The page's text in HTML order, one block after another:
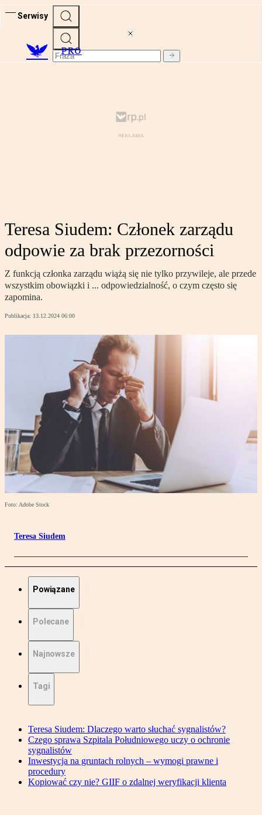
Serwisy
PRO
Teresa Siudem: Członek zarządu
odpowie za brak przezorności
Z funkcją członka zarządu wiążą się nie tylko przywileje, ale przede
wszystkim obowiązki i ... odpowiedzialność, o czym często się
zapomina.
Publikacja: 13.12.2024 06:00
Foto: Adobe Stock
Teresa Siudem
Powiązane
Polecane
Najnowsze
Tagi
Teresa Siudem: Dlaczego warto słuchać sygnalistów?
Czego sprawa Szpitala Południowego uczy o ochronie
sygnalistów
Inwestycja na gruntach rolnych – wymogi prawne i
procedury
Kopiować czy nie? GIIF o zdalnej weryfikacji klienta